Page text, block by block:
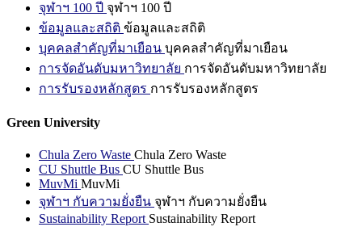
จุฬาฯ 100 ปี จุฬาฯ 100 ปี
ข้อมูลและสถิติ ข้อมูลและสถิติ
บุคคลสำคัญที่มาเยือน บุคคลสำคัญที่มาเยือน
การจัดอันดับมหาวิทยาลัย การจัดอันดับมหาวิทยาลัย
การรับรองหลักสูตร การรับรองหลักสูตร
Green University
Chula Zero Waste Chula Zero Waste
CU Shuttle Bus CU Shuttle Bus
MuvMi MuvMi
จุฬาฯ กับความยั่งยืน จุฬาฯ กับความยั่งยืน
Sustainability Report Sustainability Report